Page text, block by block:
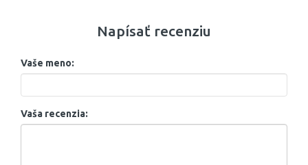
Napísať recenziu
Vaše meno:
Vaša recenzia: